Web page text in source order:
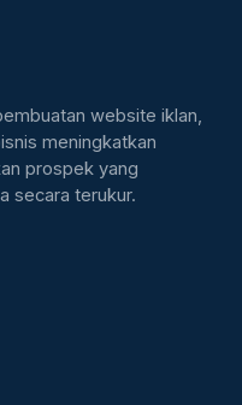
website iklan,
meningkatkan
prospek yang
secara terukur.